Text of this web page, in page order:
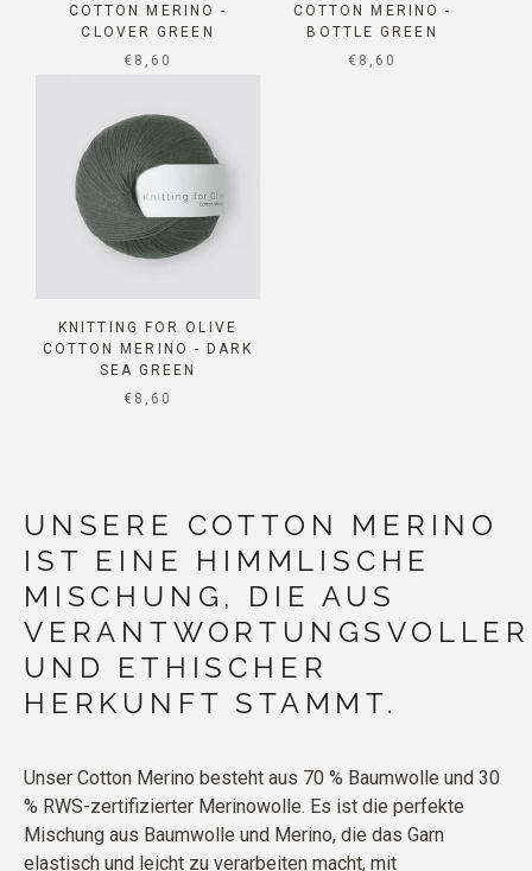
COTTON MERINO -
CLOVER GREEN
SALE PRICE
€8,60
COTTON MERINO -
BOTTLE GREEN
SALE PRICE
€8,60
KNITTING FOR OLIVE
COTTON MERINO - DARK
SEA GREEN
SALE PRICE
€8,60
UNSERE COTTON MERINO
IST EINE HIMMLISCHE
MISCHUNG, DIE AUS
VERANTWORTUNGSVOLLER
UND ETHISCHER
HERKUNFT STAMMT.
Unser Cotton Merino besteht aus 70 % Baumwolle und 30
% RWS-zertifizierter Merinowolle. Es ist die perfekte
Mischung aus Baumwolle und Merino, die das Garn
elastisch und leicht zu verarbeiten macht, mit